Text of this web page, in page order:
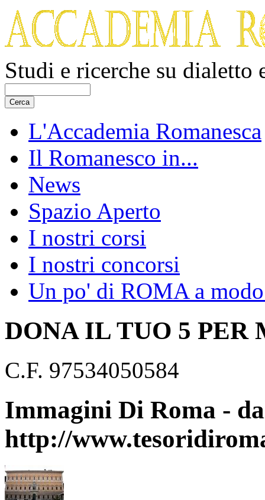
Studi e ricerche su
L'Accademia Romanesca
Il Romanesco in...
News
Spazio Aperto
I nostri corsi
I nostri concorsi
Un po' di ROMA a
DONA IL TUO 5 PER
C.F. 97534050584
Immagini Di Roma -
http://